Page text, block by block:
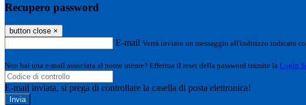
Recupero password
button close ×
E-mail Verrà inviato un messaggio all'indirizzo indicato
Non hai una e-mail associata al nome utente? Effettua il reset della password tramite la Login
E-mail inviata, si prega di controllare la casella di posta elettronica!